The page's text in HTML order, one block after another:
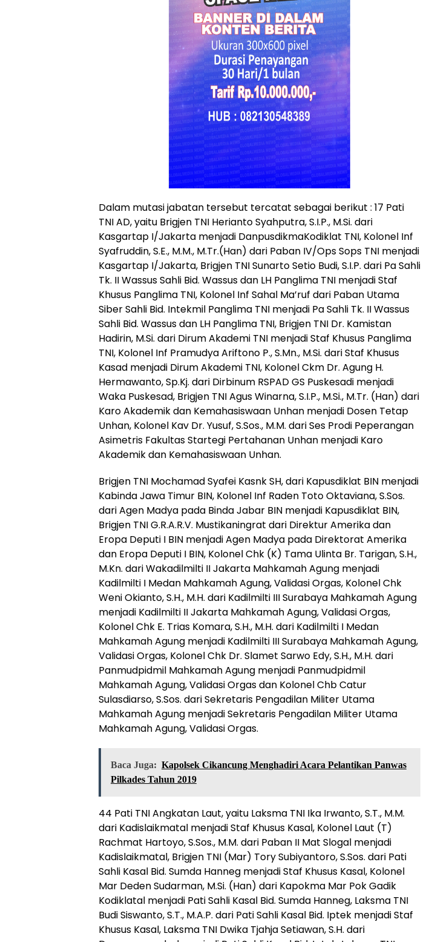
Dalam mutasi jabatan tersebut tercatat sebagai berikut : 17 Pati
TNI AD, yaitu Brigjen TNI Herianto Syahputra, S.I.P., M.Si. dari
Kasgartap I/Jakarta menjadi DanpusdikmaKodiklat TNI, Kolonel Inf
Syafruddin, S.E., M.M., M.Tr.(Han) dari Paban IV/Ops Sops TNI menjadi
Kasgartap I/Jakarta, Brigjen TNI Sunarto Setio Budi, S.I.P. dari Pa Sahli
Tk. II Wassus Sahli Bid. Wassus dan LH Panglima TNI menjadi Staf
Khusus Panglima TNI, Kolonel Inf Sahal Ma’ruf dari Paban Utama
Siber Sahli Bid. Intekmil Panglima TNI menjadi Pa Sahli Tk. II Wassus
Sahli Bid. Wassus dan LH Panglima TNI, Brigjen TNI Dr. Kamistan
Hadirin, M.Si. dari Dirum Akademi TNI menjadi Staf Khusus Panglima
TNI, Kolonel Inf Pramudya Ariftono P., S.Mn., M.Si. dari Staf Khusus
Kasad menjadi Dirum Akademi TNI, Kolonel Ckm Dr. Agung H.
Hermawanto, Sp.Kj. dari Dirbinum RSPAD GS Puskesadi menjadi
Waka Puskesad, Brigjen TNI Agus Winarna, S.I.P., M.Si., M.Tr. (Han) dari
Karo Akademik dan Kemahasiswaan Unhan menjadi Dosen Tetap
Unhan, Kolonel Kav Dr. Yusuf, S.Sos., M.M. dari Ses Prodi Peperangan
Asimetris Fakultas Startegi Pertahanan Unhan menjadi Karo
Akademik dan Kemahasiswaan Unhan.
Brigjen TNI Mochamad Syafei Kasnk SH, dari Kapusdiklat BIN menjadi
Kabinda Jawa Timur BIN, Kolonel Inf Raden Toto Oktaviana, S.Sos.
dari Agen Madya pada Binda Jabar BIN menjadi Kapusdiklat BIN,
Brigjen TNI G.R.A.R.V. Mustikaningrat dari Direktur Amerika dan
Eropa Deputi I BIN menjadi Agen Madya pada Direktorat Amerika
dan Eropa Deputi I BIN, Kolonel Chk (K) Tama Ulinta Br. Tarigan, S.H.,
M.Kn. dari Wakadilmilti II Jakarta Mahkamah Agung menjadi
Kadilmilti I Medan Mahkamah Agung, Validasi Orgas, Kolonel Chk
Weni Okianto, S.H., M.H. dari Kadilmilti III Surabaya Mahkamah Agung
menjadi Kadilmilti II Jakarta Mahkamah Agung, Validasi Orgas,
Kolonel Chk E. Trias Komara, S.H., M.H. dari Kadilmilti I Medan
Mahkamah Agung menjadi Kadilmilti III Surabaya Mahkamah Agung,
Validasi Orgas, Kolonel Chk Dr. Slamet Sarwo Edy, S.H., M.H. dari
Panmudpidmil Mahkamah Agung menjadi Panmudpidmil
Mahkamah Agung, Validasi Orgas dan Kolonel Chb Catur
Sulasdiarso, S.Sos. dari Sekretaris Pengadilan Militer Utama
Mahkamah Agung menjadi Sekretaris Pengadilan Militer Utama
Mahkamah Agung, Validasi Orgas.
Baca Juga: Kapolsek Cikancung Menghadiri Acara Pelantikan Panwas
Pilkades Tahun 2019
44 Pati TNI Angkatan Laut, yaitu Laksma TNI Ika Irwanto, S.T., M.M.
dari Kadislaikmatal menjadi Staf Khusus Kasal, Kolonel Laut (T)
Rachmat Hartoyo, S.Sos., M.M. dari Paban II Mat Slogal menjadi
Kadislaikmatal, Brigjen TNI (Mar) Tory Subiyantoro, S.Sos. dari Pati
Sahli Kasal Bid. Sumda Hanneg menjadi Staf Khusus Kasal, Kolonel
Mar Deden Sudarman, M.Si. (Han) dari Kapokma Mar Pok Gadik
Kodiklatal menjadi Pati Sahli Kasal Bid. Sumda Hanneg, Laksma TNI
Budi Siswanto, S.T., M.A.P. dari Pati Sahli Kasal Bid. Iptek menjadi Staf
Khusus Kasal, Laksma TNI Dwika Tjahja Setiawan, S.H. dari